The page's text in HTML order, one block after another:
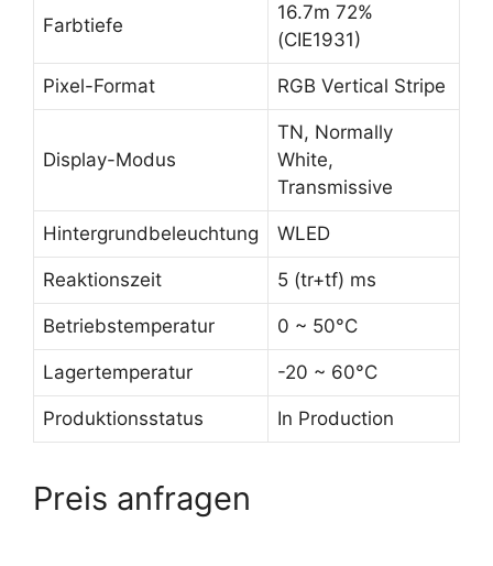
Farbtiefe
16.7m 72%
(CIE1931)
Pixel-Format RGB Vertical Stripe
Display-Modus
TN, Normally
White,
Transmissive
Hintergrundbeleuchtung WLED
Reaktionszeit 5 (tr+tf) ms
Betriebstemperatur 0 ~ 50°C
Lagertemperatur -20 ~ 60°C
Produktionsstatus In Production
Preis anfragen